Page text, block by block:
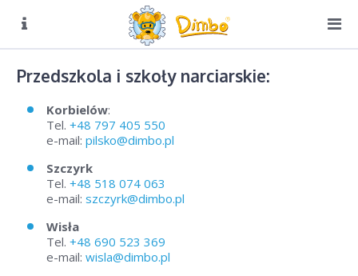
Biuro czynne:Pn-Pt: 8:00 – 16:00
DIMBO W POLSCE
GALERIA
KONTAKT
KONTAKT
Przedszkola i szkoły narciarskie:
Korbielów:
Tel. +48 797 405 550
e-mail: pilsko@dimbo.pl
Szczyrk
Tel. +48 518 074 063
e-mail: szczyrk@dimbo.pl
Wisła
Tel. +48 690 523 369
e-mail: wisla@dimbo.pl